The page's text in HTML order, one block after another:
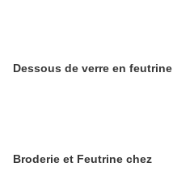
Dessous de verre en feutrine
Broderie et Feutrine chez